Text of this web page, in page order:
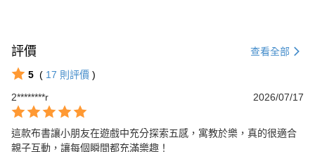
評價 查看全部
5 ( 17 則評價 )
2********r
2026/07/17
這款布書讓小朋友在遊戲中充分探索五感，寓教於樂，真的很適合
親子互動，讓每個瞬間都充滿樂趣！